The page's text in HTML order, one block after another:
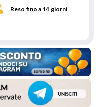
Reso fino a 14 giorni